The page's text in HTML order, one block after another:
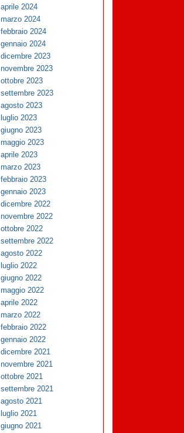
aprile 2024
marzo 2024
febbraio 2024
gennaio 2024
dicembre 2023
novembre 2023
ottobre 2023
settembre 2023
agosto 2023
luglio 2023
giugno 2023
maggio 2023
aprile 2023
marzo 2023
febbraio 2023
gennaio 2023
dicembre 2022
novembre 2022
ottobre 2022
settembre 2022
agosto 2022
luglio 2022
giugno 2022
maggio 2022
aprile 2022
marzo 2022
febbraio 2022
gennaio 2022
dicembre 2021
novembre 2021
ottobre 2021
settembre 2021
agosto 2021
luglio 2021
giugno 2021